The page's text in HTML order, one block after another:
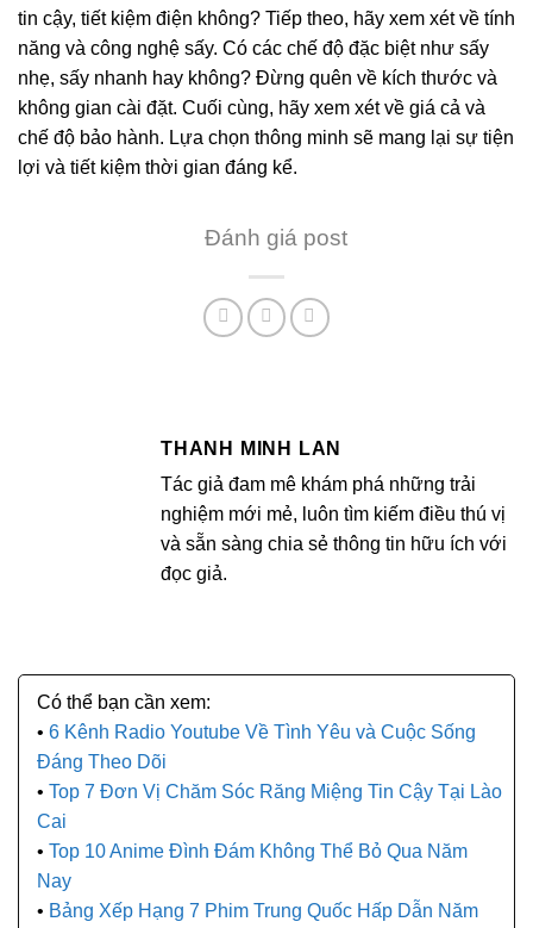
tin cậy, tiết kiệm điện không? Tiếp theo, hãy xem xét về tính
năng và công nghệ sấy. Có các chế độ đặc biệt như sấy
nhẹ, sấy nhanh hay không? Đừng quên về kích thước và
không gian cài đặt. Cuối cùng, hãy xem xét về giá cả và
chế độ bảo hành. Lựa chọn thông minh sẽ mang lại sự tiện
lợi và tiết kiệm thời gian đáng kể.
Đánh giá post
THANH MINH LAN
Tác giả đam mê khám phá những trải
nghiệm mới mẻ, luôn tìm kiếm điều thú vị
và sẵn sàng chia sẻ thông tin hữu ích với
đọc giả.
6 Kênh Radio Youtube Về Tình Yêu và Cuộc Sống
Đáng Theo Dõi
Top 7 Đơn Vị Chăm Sóc Răng Miệng Tin Cậy Tại Lào
Cai
Top 10 Anime Đình Đám Không Thể Bỏ Qua Năm
Nay
Bảng Xếp Hạng 7 Phim Trung Quốc Hấp Dẫn Năm